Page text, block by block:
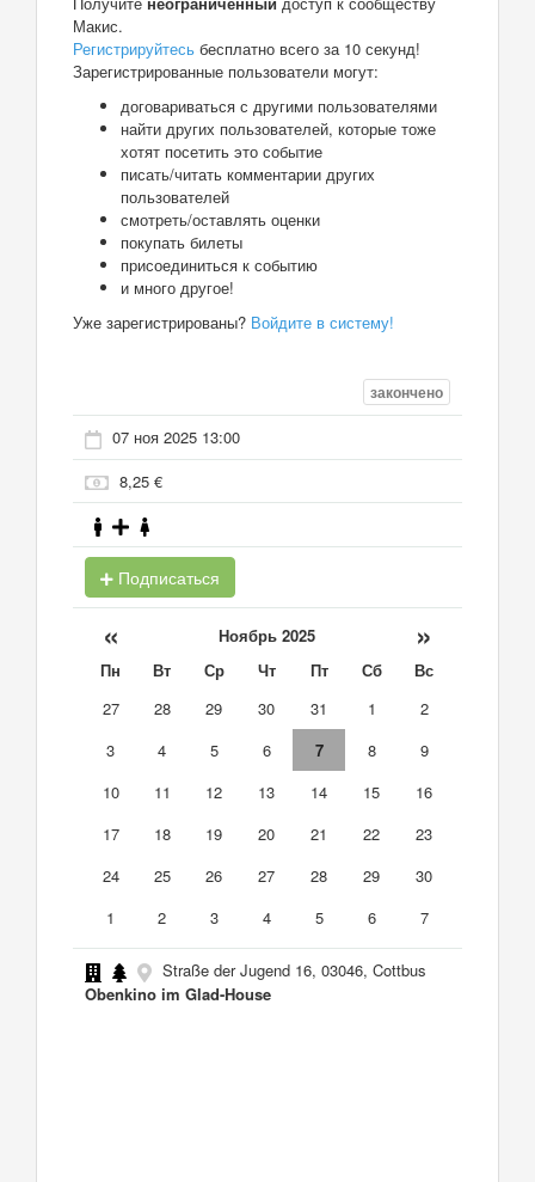
Макис.
Регистрируйтесь бесплатно всего за 10 секунд!
Зарегистрированные пользователи могут:
договариваться с другими пользователями
найти других пользователей, которые тоже
хотят посетить это событие
писать/читать комментарии других
пользователей
смотреть/оставлять оценки
покупать билеты
присоединиться к событию
и много другое!
Уже зарегистрированы? Войдите в систему!
закончено
07 ноя 2025 13:00
8,25 €
Подписаться
« Ноябрь 2025 »
Пн Вт Ср Чт Пт Сб
Вс
27
28 29 30 31 1
2
3
4 5 6 7 8
9
10
11 12 13 14 15
16
17
18 19 20 21 22
23
24
25 26 27 28 29
30
1
2 3 4 5 6 7
Straße der Jugend 16, 03046, Cottbus
Obenkino im Glad-House